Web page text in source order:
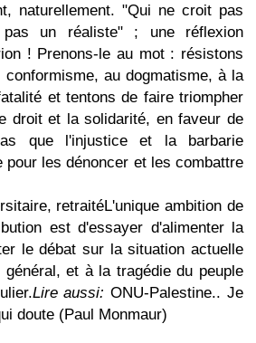
naturellement. "Qui ne croit pas
un réaliste" ; une réflexion
! Prenons-le au mot : résistons
au dogmatisme, à la
et tentons de faire triompher
droit et la solidarité, en faveur de
que l'injustice et la barbarie
pour les dénoncer et les combattre
retraitéL'unique ambition de
est d'essayer d'alimenter la
le débat sur la situation actuelle
et à la tragédie du peuple
Lire aussi: ONU-Palestine.. Je
doute (Paul Monmaur)